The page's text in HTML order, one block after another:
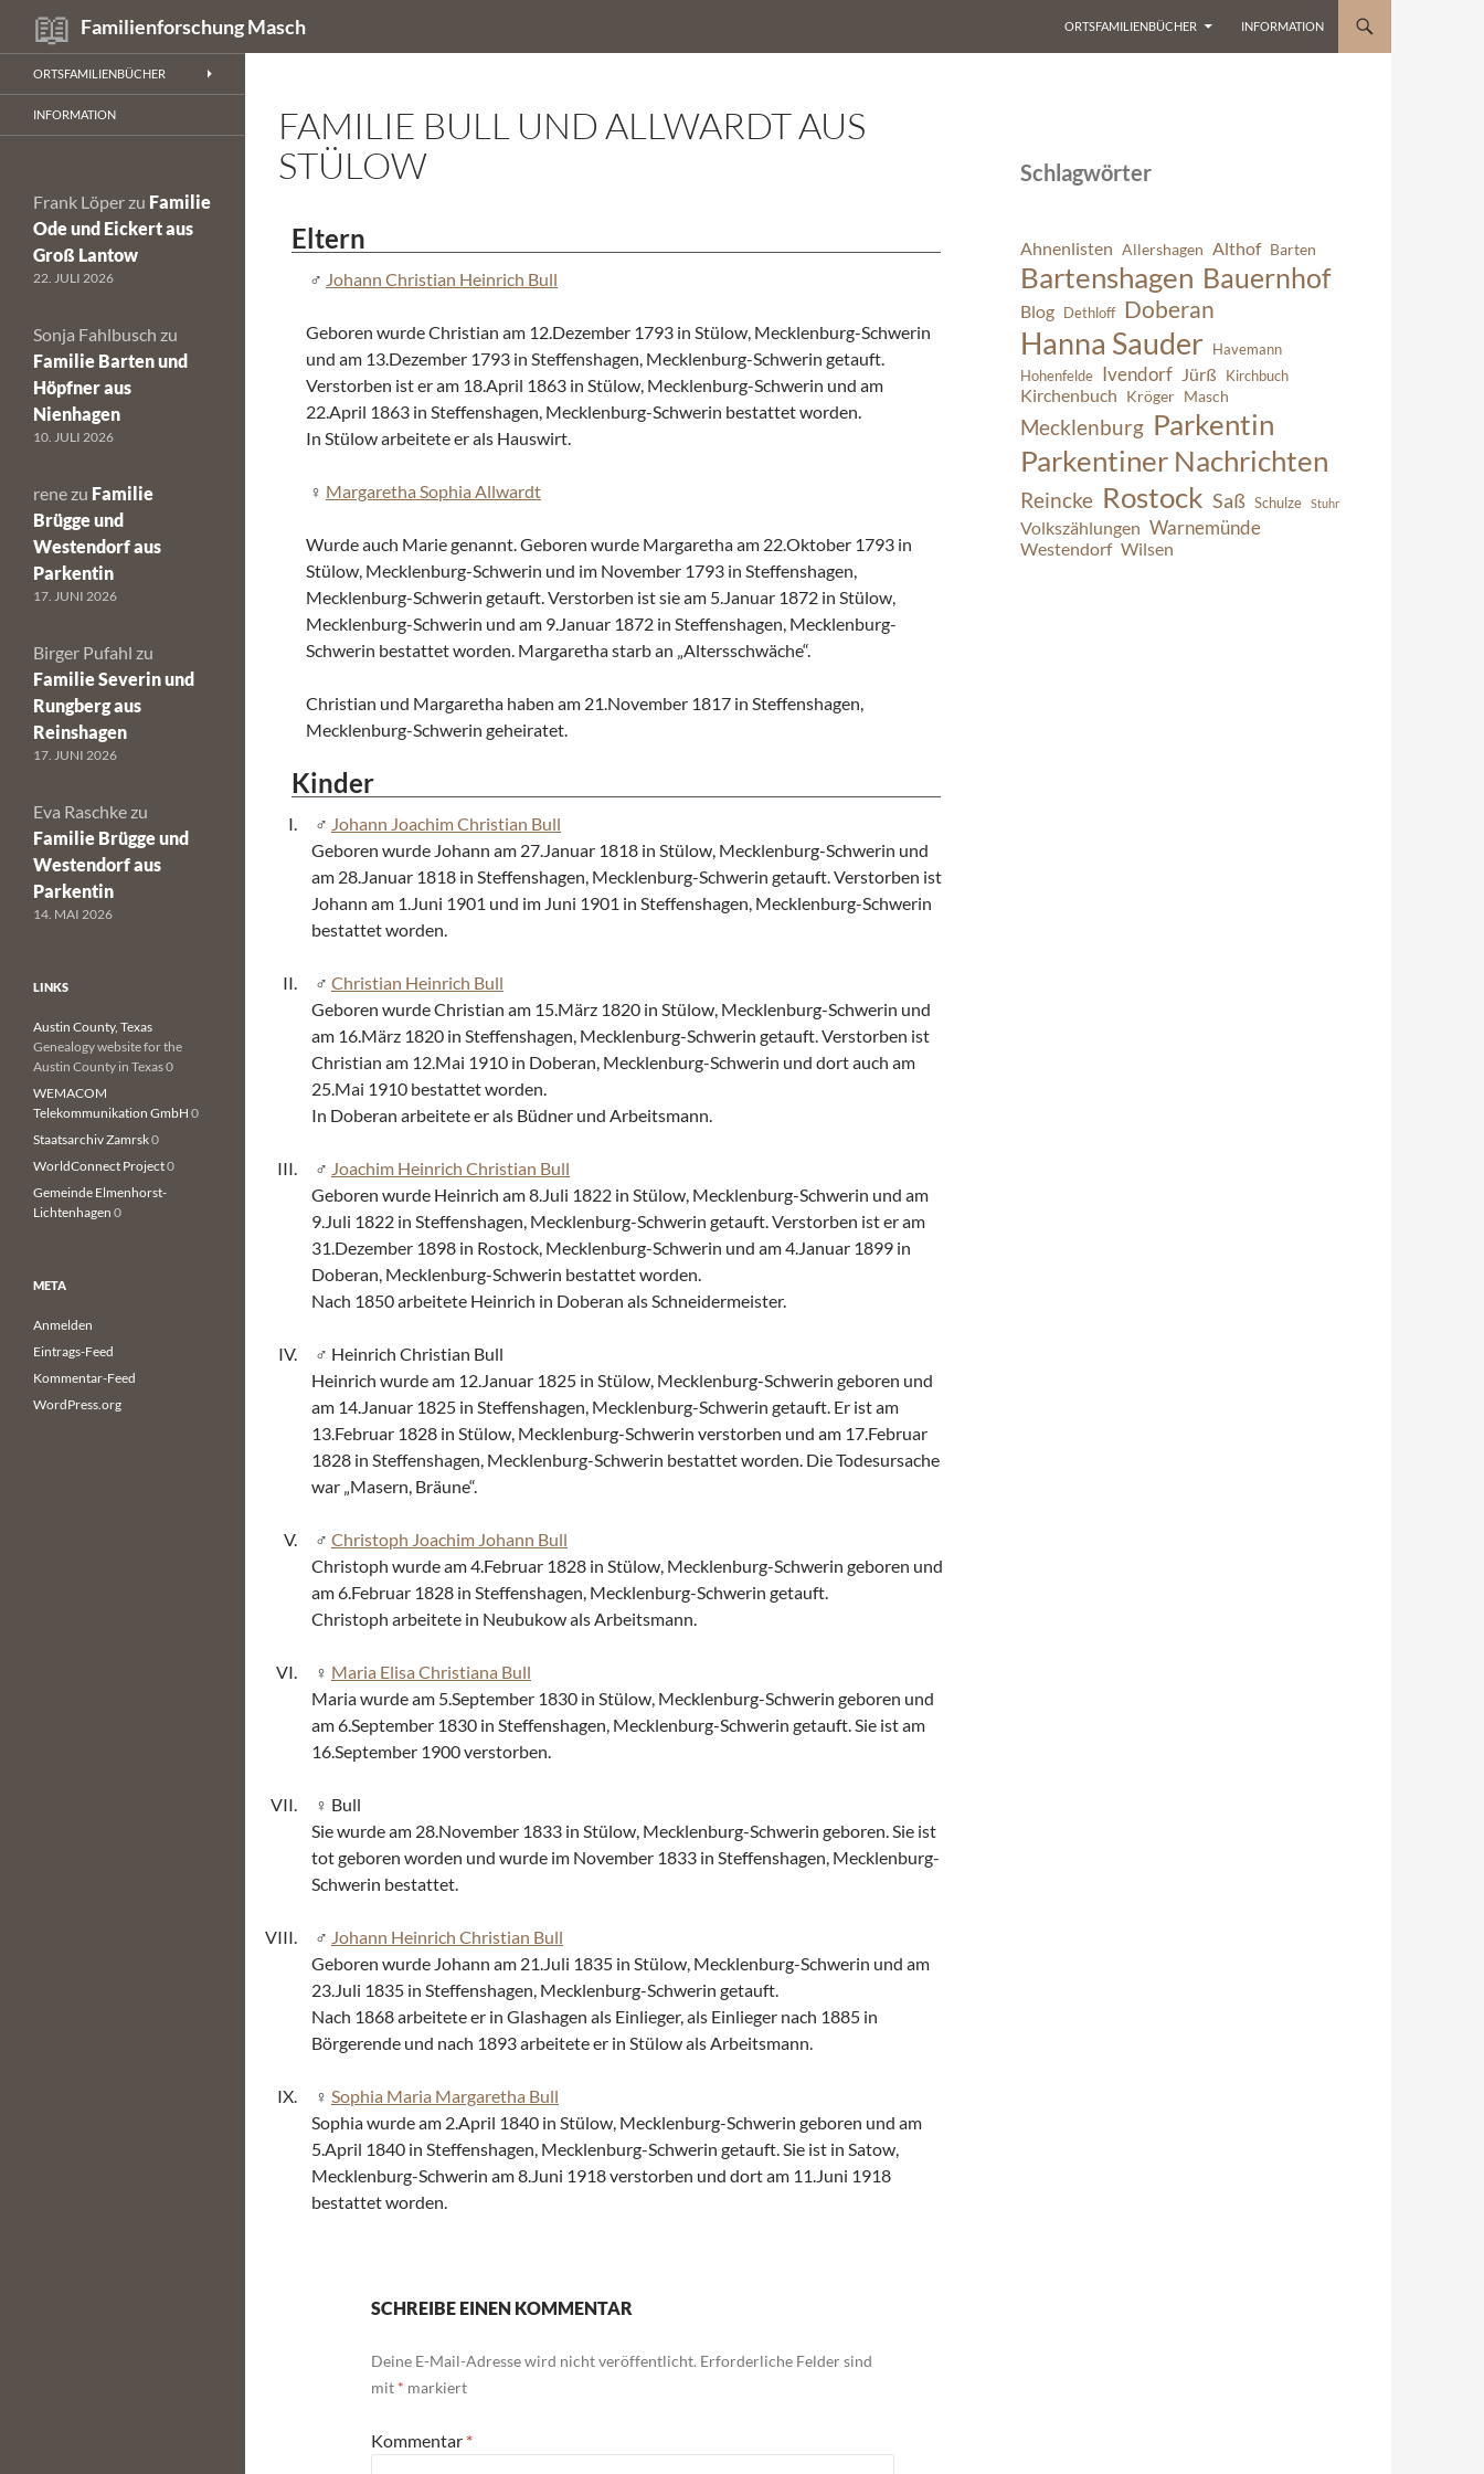
Inhalt
springen
Familienforschung Masch
Suchen
ORTSFAMILIENBÜCHER INFORMATION
FAMILIE BULL UND ALLWARDT AUS
STÜLOW
Eltern
Johann Christian Heinrich Bull
Geboren wurde Christian am 12.Dezember 1793 in Stülow, Mecklenburg-Schwerin
und am 13.Dezember 1793 in Steffenshagen, Mecklenburg-Schwerin getauft.
Verstorben ist er am 18.April 1863 in Stülow, Mecklenburg-Schwerin und am
22.April 1863 in Steffenshagen, Mecklenburg-Schwerin bestattet worden.
In Stülow arbeitete er als Hauswirt.
Margaretha Sophia Allwardt
Wurde auch Marie genannt. Geboren wurde Margaretha am 22.Oktober 1793 in
Stülow, Mecklenburg-Schwerin und im November 1793 in Steffenshagen,
Mecklenburg-Schwerin getauft. Verstorben ist sie am 5.Januar 1872 in Stülow,
Mecklenburg-Schwerin und am 9.Januar 1872 in Steffenshagen, Mecklenburg-
Schwerin bestattet worden. Margaretha starb an „Altersschwäche“.
Christian und Margaretha haben am 21.November 1817 in Steffenshagen,
Mecklenburg-Schwerin geheiratet.
Kinder
Johann Joachim Christian Bull
Geboren wurde Johann am 27.Januar 1818 in Stülow, Mecklenburg-Schwerin und
am 28.Januar 1818 in Steffenshagen, Mecklenburg-Schwerin getauft. Verstorben ist
Johann am 1.Juni 1901 und im Juni 1901 in Steffenshagen, Mecklenburg-Schwerin
bestattet worden.
Christian Heinrich Bull
Geboren wurde Christian am 15.März 1820 in Stülow, Mecklenburg-Schwerin und
am 16.März 1820 in Steffenshagen, Mecklenburg-Schwerin getauft. Verstorben ist
Christian am 12.Mai 1910 in Doberan, Mecklenburg-Schwerin und dort auch am
25.Mai 1910 bestattet worden.
In Doberan arbeitete er als Büdner und Arbeitsmann.
Joachim Heinrich Christian Bull
Geboren wurde Heinrich am 8.Juli 1822 in Stülow, Mecklenburg-Schwerin und am
9.Juli 1822 in Steffenshagen, Mecklenburg-Schwerin getauft. Verstorben ist er am
31.Dezember 1898 in Rostock, Mecklenburg-Schwerin und am 4.Januar 1899 in
Doberan, Mecklenburg-Schwerin bestattet worden.
Nach 1850 arbeitete Heinrich in Doberan als Schneidermeister.
Heinrich Christian Bull
Heinrich wurde am 12.Januar 1825 in Stülow, Mecklenburg-Schwerin geboren und
am 14.Januar 1825 in Steffenshagen, Mecklenburg-Schwerin getauft. Er ist am
13.Februar 1828 in Stülow, Mecklenburg-Schwerin verstorben und am 17.Februar
1828 in Steffenshagen, Mecklenburg-Schwerin bestattet worden. Die Todesursache
war „Masern, Bräune“.
Christoph Joachim Johann Bull
Christoph wurde am 4.Februar 1828 in Stülow, Mecklenburg-Schwerin geboren und
am 6.Februar 1828 in Steffenshagen, Mecklenburg-Schwerin getauft.
Christoph arbeitete in Neubukow als Arbeitsmann.
Maria Elisa Christiana Bull
Maria wurde am 5.September 1830 in Stülow, Mecklenburg-Schwerin geboren und
am 6.September 1830 in Steffenshagen, Mecklenburg-Schwerin getauft. Sie ist am
16.September 1900 verstorben.
Bull
Sie wurde am 28.November 1833 in Stülow, Mecklenburg-Schwerin geboren. Sie ist
tot geboren worden und wurde im November 1833 in Steffenshagen, Mecklenburg-
Schwerin bestattet.
Johann Heinrich Christian Bull
Geboren wurde Johann am 21.Juli 1835 in Stülow, Mecklenburg-Schwerin und am
23.Juli 1835 in Steffenshagen, Mecklenburg-Schwerin getauft.
Nach 1868 arbeitete er in Glashagen als Einlieger, als Einlieger nach 1885 in
Börgerende und nach 1893 arbeitete er in Stülow als Arbeitsmann.
Sophia Maria Margaretha Bull
Sophia wurde am 2.April 1840 in Stülow, Mecklenburg-Schwerin geboren und am
5.April 1840 in Steffenshagen, Mecklenburg-Schwerin getauft. Sie ist in Satow,
Mecklenburg-Schwerin am 8.Juni 1918 verstorben und dort am 11.Juni 1918
bestattet worden.
SCHREIBE EINEN KOMMENTAR
Deine E-Mail-Adresse wird nicht veröffentlicht. Erforderliche Felder sind
mit * markiert
Kommentar *
Schlagwörter
Ahnenlisten Allershagen Althof Barten
Bartenshagen Bauernhof
Blog Dethloff Doberan
Hanna Sauder
Havemann
Hohenfelde Ivendorf Jürß Kirchbuch
Kirchenbuch Kröger Masch
Mecklenburg Parkentin
Parkentiner Nachrichten
Reincke Rostock Saß Schulze Stuhr
Volkszählungen Warnemünde
Westendorf Wilsen
ORTSFAMILIENBÜCHER
INFORMATION
Frank Löper zu Familie
Ode und Eickert aus
Groß Lantow
22. JULI 2026
Sonja Fahlbusch zu
Familie Barten und
Höpfner aus
Nienhagen
10. JULI 2026
rene zu Familie
Brügge und
Westendorf aus
Parkentin
17. JUNI 2026
Birger Pufahl zu
Familie Severin und
Rungberg aus
Reinshagen
17. JUNI 2026
Eva Raschke zu
Familie Brügge und
Westendorf aus
Parkentin
14. MAI 2026
LINKS
Austin County, Texas
Genealogy website for the
Austin County in Texas 0
WEMACOM
Telekommunikation GmbH 0
Staatsarchiv Zamrsk0
WorldConnect Project0
Gemeinde Elmenhorst-
Lichtenhagen 0
META
Anmelden
Eintrags-Feed
Kommentar-Feed
WordPress.org